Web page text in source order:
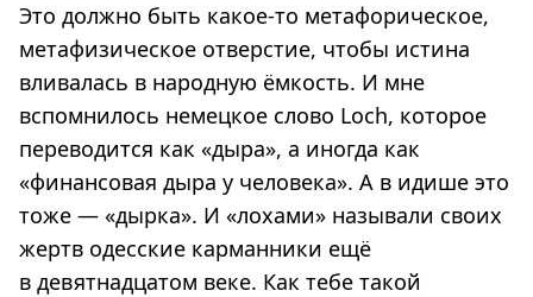
Это должно быть какое-то метафорическое,
метафизическое отверстие, чтобы истина
вливалась в народную ёмкость. И мне
вспомнилось немецкое слово Loch, которое
переводится как «дыра», а иногда как
«финансовая дыра у человека». А в идише это
тоже — «дырка». И «лохами» называли своих
жертв одесские карманники ещё
в девятнадцатом веке. Как тебе такой